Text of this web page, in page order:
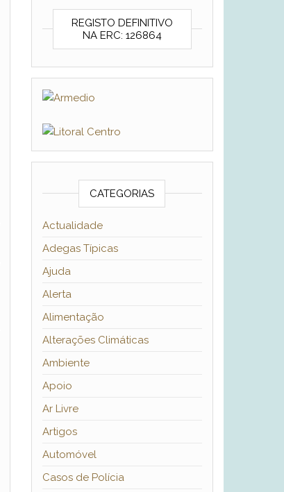
REGISTO DEFINITIVO
NA ERC: 126864
CATEGORIAS
Actualidade
Adegas Típicas
Ajuda
Alerta
Alimentação
Alterações Climáticas
Ambiente
Apoio
Ar Livre
Artigos
Automóvel
Casos de Polícia